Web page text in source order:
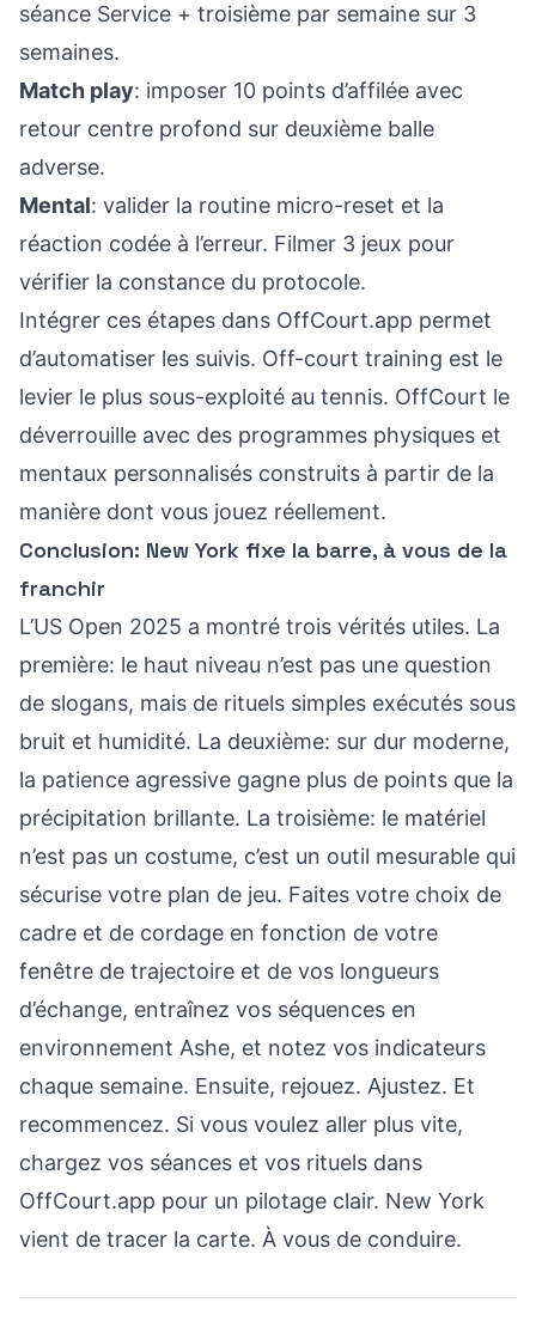
séance Service + troisième par semaine sur 3
semaines.
Match play: imposer 10 points d’affilée avec
retour centre profond sur deuxième balle
adverse.
Mental: valider la routine micro-reset et la
réaction codée à l’erreur. Filmer 3 jeux pour
vérifier la constance du protocole.
Intégrer ces étapes dans OffCourt.app permet
d’automatiser les suivis. Off-court training est le
levier le plus sous-exploité au tennis. OffCourt le
déverrouille avec des programmes physiques et
mentaux personnalisés construits à partir de la
manière dont vous jouez réellement.
Conclusion: New York fixe la barre, à vous de la
franchir
L’US Open 2025 a montré trois vérités utiles. La
première: le haut niveau n’est pas une question
de slogans, mais de rituels simples exécutés sous
bruit et humidité. La deuxième: sur dur moderne,
la patience agressive gagne plus de points que la
précipitation brillante. La troisième: le matériel
n’est pas un costume, c’est un outil mesurable qui
sécurise votre plan de jeu. Faites votre choix de
cadre et de cordage en fonction de votre
fenêtre de trajectoire et de vos longueurs
d’échange, entraînez vos séquences en
environnement Ashe, et notez vos indicateurs
chaque semaine. Ensuite, rejouez. Ajustez. Et
recommencez. Si vous voulez aller plus vite,
chargez vos séances et vos rituels dans
OffCourt.app pour un pilotage clair. New York
vient de tracer la carte. À vous de conduire.